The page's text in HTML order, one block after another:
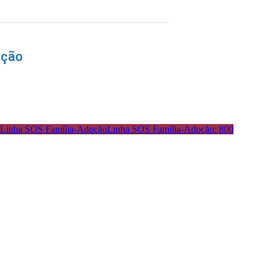
Linha SOS Família-Adoção: 800